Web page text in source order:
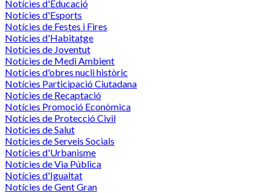
Notícies d'Educació
Notícies d'Esports
Notícies de Festes i Fires
Notícies d'Habitatge
Notícies de Joventut
Notícies de Medi Ambient
Notícies d'obres nucli històric
Notícies Participació Ciutadana
Notícies de Recaptació
Notícies Promoció Econòmica
Notícies de Protecció Civil
Notícies de Salut
Notícies de Serveis Socials
Notícies d'Urbanisme
Notícies de Via Pública
Notícies d'Igualtat
Notícies de Gent Gran